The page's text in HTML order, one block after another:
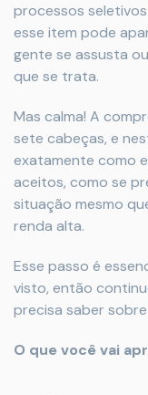
processos
esse item pode
gente se assusta
que se trata.
Mas calma! A
sete cabeças, e
exatamente como
aceitos, como se
situação mesmo
renda alta.
Esse passo é
visto, então
precisa saber
O que você vai